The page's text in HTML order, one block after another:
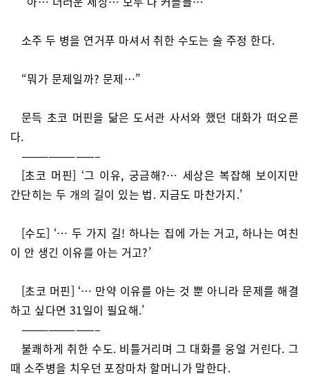
소주 두 병을 연거푸 마셔서 취한 수도는 술 주정 한다.
“뭐가 문제일까? 문제…”
문득 초코 머핀을 닮은 도서관 사서와 했던 대화가 떠오른
다.
————————–
[초코 머핀] ‘그 이유, 궁금해?… 세상은 복잡해 보이지만
간단히는 두 개의 길이 있는 법. 지금도 마찬가지.’
[수도] ‘… 두 가지 길! 하나는 집에 가는 거고, 하나는 여친
이 안 생긴 이유를 아는 거고?’
[초코 머핀] ‘… 만약 이유를 아는 것 뿐 아니라 문제를 해결
하고 싶다면 31일이 필요해.’
————————–
불쾌하게 취한 수도. 비틀거리며 그 대화를 웅얼 거린다. 그
때 소주병을 치우던 포장마차 할머니가 말한다.